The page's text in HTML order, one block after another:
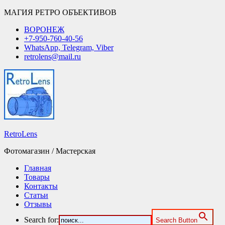
МАГИЯ РЕТРО ОБЪЕКТИВОВ
ВОРОНЕЖ
+7-950-760-40-56
WhatsApp, Telegram, Viber
retrolens@mail.ru
RetroLens
Фотомагазин / Мастерская
Главная
Товары
Контакты
Статьи
Отзывы
Search for:
Search Button